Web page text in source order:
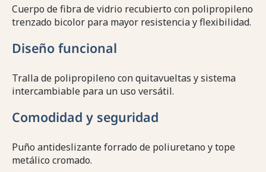
Cuerpo de fibra de vidrio recubierto con polipropileno
trenzado bicolor para mayor resistencia y flexibilidad.
Diseño funcional
Tralla de polipropileno con quitavueltas y sistema
intercambiable para un uso versátil.
Comodidad y seguridad
Puño antideslizante forrado de poliuretano y tope
metálico cromado.